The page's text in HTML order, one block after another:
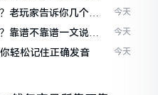
老玩家告诉你几个实
今天
靠谱不靠谱一文说清
今天
轻松记住正确发音 今天